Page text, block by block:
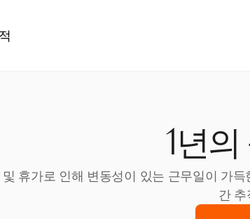
1년
휴가로 인해 변동성이 있는 근무일이 가
간 추